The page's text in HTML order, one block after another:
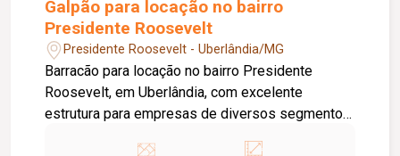
Galpão para locação no bairro
Presidente Roosevelt
Presidente Roosevelt - Uberlândia/MG
Barracão para locação no bairro Presidente
Roosevelt, em Uberlândia, com excelente
estrutura para empresas de diversos segmentos.